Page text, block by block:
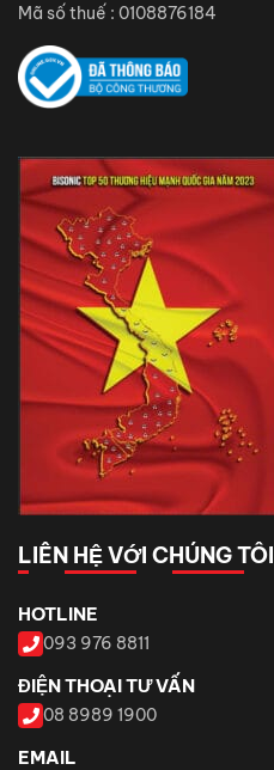
Mã số thuế : 0108876184
LIÊN HỆ VỚI CHÚNG TÔI
HOTLINE
093 976 8811
ĐIỆN THOẠI TƯ VẤN
08 8989 1900
EMAIL